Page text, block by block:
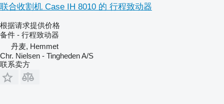
联合收割机 Case IH 8010 的 行程致动器
根据请求提供价格
备件 - 行程致动器
丹麦, Hemmet
Chr. Nielsen - Tingheden A/S
联系卖方